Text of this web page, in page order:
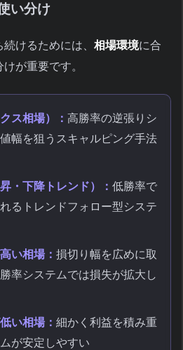
い分け
けるためには、 相場環境に合
が重要です。
ス相場）： 高勝率の逆張りシ
幅を狙うスキャルピング手法
・下降トレンド）： 低勝率で
るトレンドフォロー型システ
い相場： 損切り幅を広めに取
率システムでは損失が拡大し
い相場： 細かく利益を積み重
が安定しやすい